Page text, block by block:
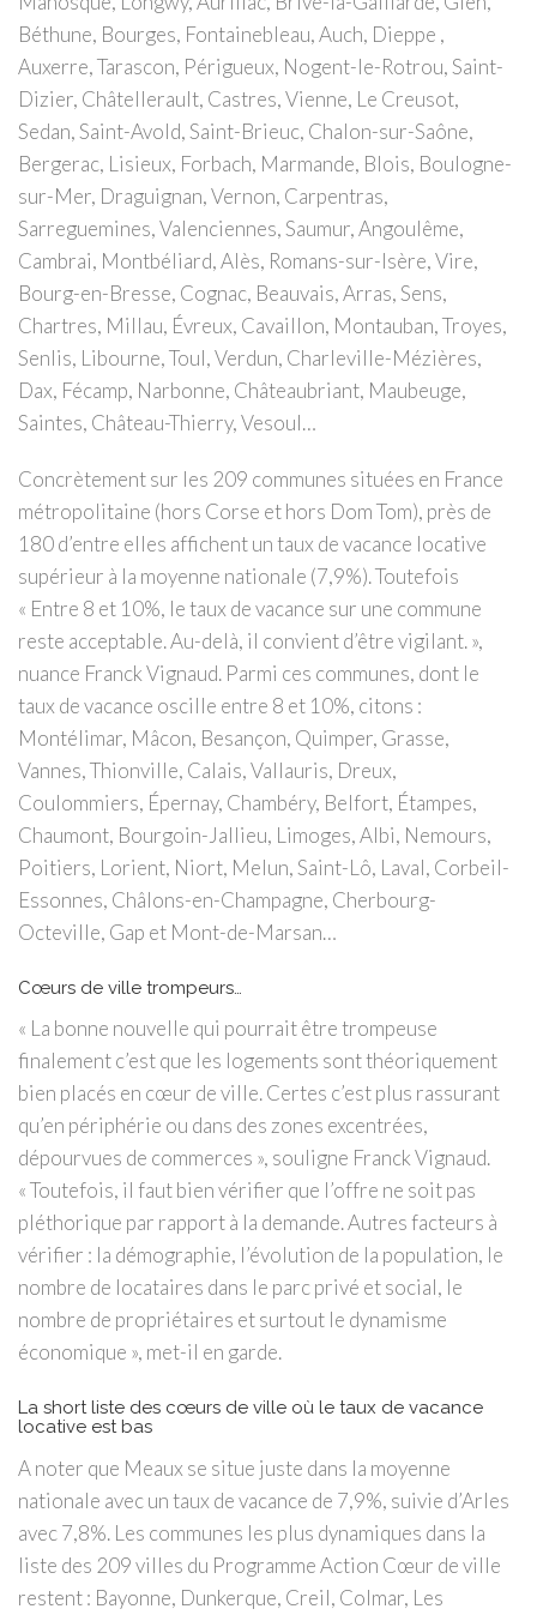
Béthune, Bourges, Fontainebleau, Auch, Dieppe ,
Auxerre, Tarascon, Périgueux, Nogent-le-Rotrou, Saint-
Dizier, Châtellerault, Castres, Vienne, Le Creusot,
Sedan, Saint-Avold, Saint-Brieuc, Chalon-sur-Saône,
Bergerac, Lisieux, Forbach, Marmande, Blois, Boulogne-
sur-Mer, Draguignan, Vernon, Carpentras,
Sarreguemines, Valenciennes, Saumur, Angoulême,
Cambrai, Montbéliard, Alès, Romans-sur-Isère, Vire,
Bourg-en-Bresse, Cognac, Beauvais, Arras, Sens,
Chartres, Millau, Évreux, Cavaillon, Montauban, Troyes,
Senlis, Libourne, Toul, Verdun, Charleville-Mézières,
Dax, Fécamp, Narbonne, Châteaubriant, Maubeuge,
Saintes, Château-Thierry, Vesoul…
Concrètement sur les 209 communes situées en France
métropolitaine (hors Corse et hors Dom Tom), près de
180 d’entre elles affichent un taux de vacance locative
supérieur à la moyenne nationale (7,9%). Toutefois
« Entre 8 et 10%, le taux de vacance sur une commune
reste acceptable. Au-delà, il convient d’être vigilant. »,
nuance Franck Vignaud. Parmi ces communes, dont le
taux de vacance oscille entre 8 et 10%, citons :
Montélimar, Mâcon, Besançon, Quimper, Grasse,
Vannes, Thionville, Calais, Vallauris, Dreux,
Coulommiers, Épernay, Chambéry, Belfort, Étampes,
Chaumont, Bourgoin-Jallieu, Limoges, Albi, Nemours,
Poitiers, Lorient, Niort, Melun, Saint-Lô, Laval, Corbeil-
Essonnes, Châlons-en-Champagne, Cherbourg-
Octeville, Gap et Mont-de-Marsan…
Cœurs de ville trompeurs…
« La bonne nouvelle qui pourrait être trompeuse
finalement c’est que les logements sont théoriquement
bien placés en cœur de ville. Certes c’est plus rassurant
qu’en périphérie ou dans des zones excentrées,
dépourvues de commerces », souligne Franck Vignaud.
« Toutefois, il faut bien vérifier que l’offre ne soit pas
pléthorique par rapport à la demande. Autres facteurs à
vérifier : la démographie, l’évolution de la population, le
nombre de locataires dans le parc privé et social, le
nombre de propriétaires et surtout le dynamisme
économique », met-il en garde.
La short liste des cœurs de ville où le taux de vacance
locative est bas
A noter que Meaux se situe juste dans la moyenne
nationale avec un taux de vacance de 7,9%, suivie d’Arles
avec 7,8%. Les communes les plus dynamiques dans la
liste des 209 villes du Programme Action Cœur de ville
restent : Bayonne, Dunkerque, Creil, Colmar, Les